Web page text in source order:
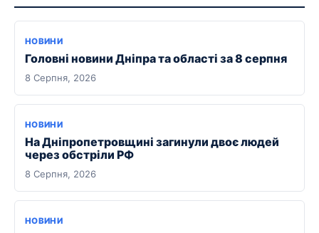
НОВИНИ
Головні новини Дніпра та області за 8 серпня
8 Серпня, 2026
НОВИНИ
На Дніпропетровщині загинули двоє людей
через обстріли РФ
8 Серпня, 2026
НОВИНИ